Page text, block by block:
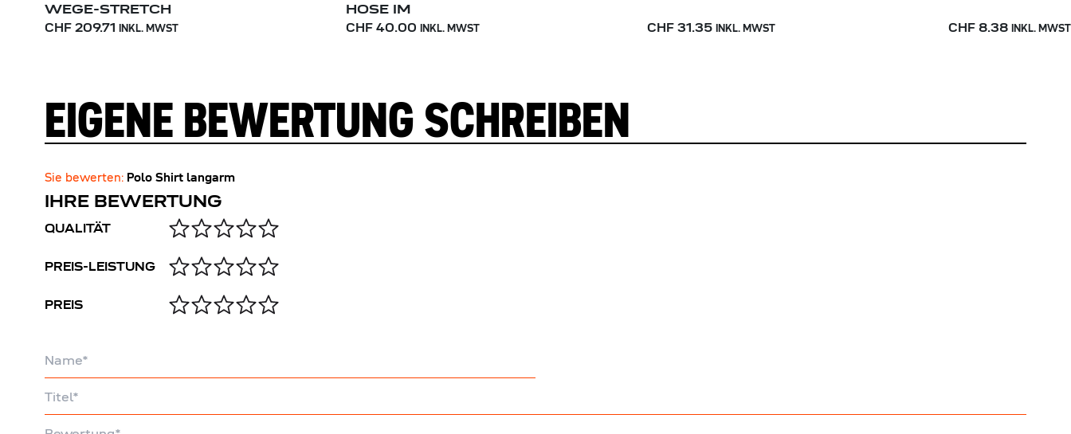
WEGE-STRETCH
CHF 209.71 INKL. MWST
HOSE IM
CHF 40.00 INKL. MWST CHF 31.35 INKL. MWST CHF 8.38 INKL. MWST
EIGENE BEWERTUNG SCHREIBEN
Sie bewerten: Polo Shirt langarm
IHRE BEWERTUNG
QUALITÄT
PREIS-LEISTUNG
PREIS